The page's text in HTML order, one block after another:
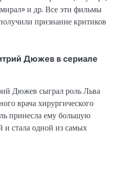
и др. Все эти фильмы
признание критиков
Дюжев в сериале
Дюжев сыграл роль Льва
врача хирургического
принесла ему большую
и стала одной из самых